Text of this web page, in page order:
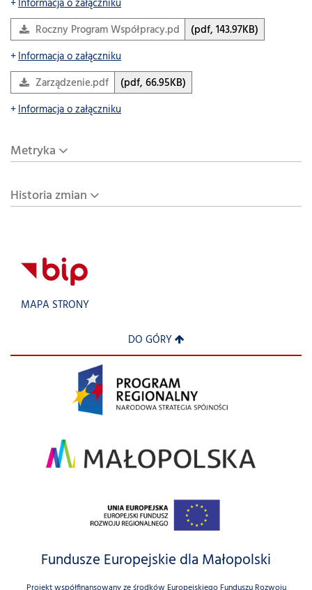
Informacja o załączniku
Roczny Program Współpracy.pdf
(pdf, 143.97KB)
Informacja o załączniku
Zarządzenie.pdf
(pdf, 66.95KB)
Informacja o załączniku
Metryka
Historia zmian
MAPA STRONY
DO GÓRY
Fundusze Europejskie dla Małopolski